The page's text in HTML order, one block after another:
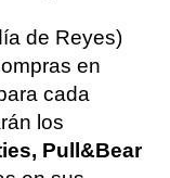
de Reyes)
en
cada
los
Pull&Bear